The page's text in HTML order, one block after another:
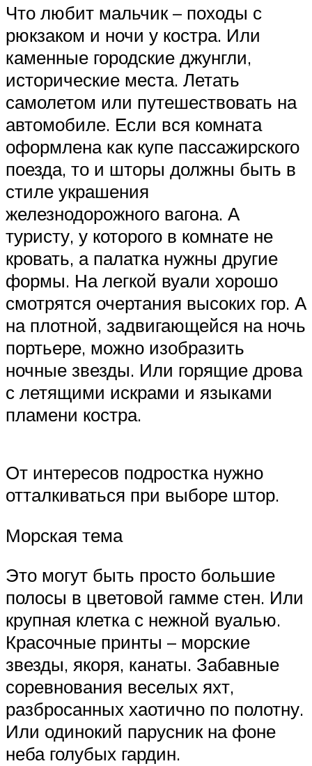
Что любит мальчик – походы с
рюкзаком и ночи у костра. Или
каменные городские джунгли,
исторические места. Летать
самолетом или путешествовать на
автомобиле. Если вся комната
оформлена как купе пассажирского
поезда, то и шторы должны быть в
стиле украшения
железнодорожного вагона. А
туристу, у которого в комнате не
кровать, а палатка нужны другие
формы. На легкой вуали хорошо
смотрятся очертания высоких гор. А
на плотной, задвигающейся на ночь
портьере, можно изобразить
ночные звезды. Или горящие дрова
с летящими искрами и языками
пламени костра.
От интересов подростка нужно
отталкиваться при выборе штор.
Морская тема
Это могут быть просто большие
полосы в цветовой гамме стен. Или
крупная клетка с нежной вуалью.
Красочные принты – морские
звезды, якоря, канаты. Забавные
соревнования веселых яхт,
разбросанных хаотично по полотну.
Или одинокий парусник на фоне
неба голубых гардин.